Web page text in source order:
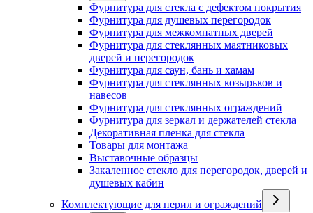
Фурнитура для стекла с дефектом покрытия
Фурнитура для душевых перегородок
Фурнитура для межкомнатных дверей
Фурнитура для стеклянных маятниковых
дверей и перегородок
Фурнитура для саун, бань и хамам
Фурнитура для стеклянных козырьков и
навесов
Фурнитура для стеклянных ограждений
Фурнитура для зеркал и держателей стекла
Декоративная пленка для стекла
Товары для монтажа
Выставочные образцы
Закаленное стекло для перегородок, дверей и
душевых кабин
Комплектующие для перил и ограждений